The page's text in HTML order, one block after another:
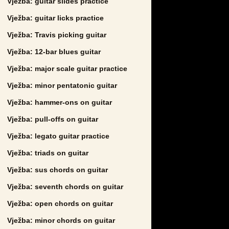
Vježba: guitar licks practice
Vježba: Travis picking guitar
Vježba: 12-bar blues guitar
Vježba: major scale guitar practice
Vježba: minor pentatonic guitar
Vježba: hammer-ons on guitar
Vježba: pull-offs on guitar
Vježba: legato guitar practice
Vježba: triads on guitar
Vježba: sus chords on guitar
Vježba: seventh chords on guitar
Vježba: open chords on guitar
Vježba: minor chords on guitar